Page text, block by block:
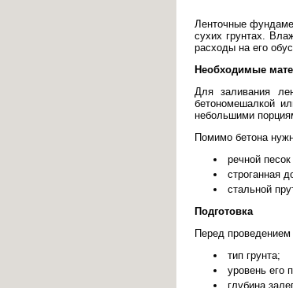
Ленточные
сухих грунтах.
расходы на его
Необходимые
Для заливания
бетономешалкой
небольшими
Помимо бетона
речной
строганная
стальной
Подготовка
Перед
тип грунта;
уровень его
глубина